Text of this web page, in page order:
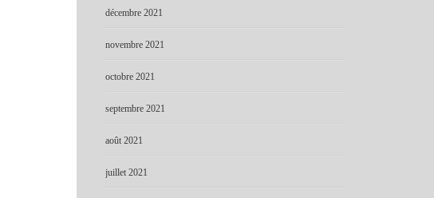
décembre 2021
novembre 2021
octobre 2021
septembre 2021
août 2021
juillet 2021